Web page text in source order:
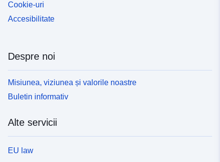
Cookie-uri
Accesibilitate
Despre noi
Misiunea, viziunea și valorile noastre
Buletin informativ
Alte servicii
EU law